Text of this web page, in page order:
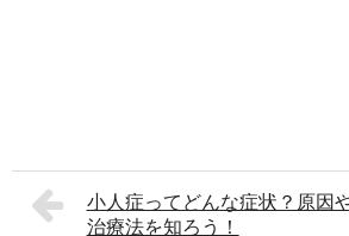
小人症ってどんな症状？原因
治療法を知ろう！